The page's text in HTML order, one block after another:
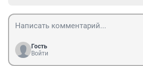
Гость
Войти